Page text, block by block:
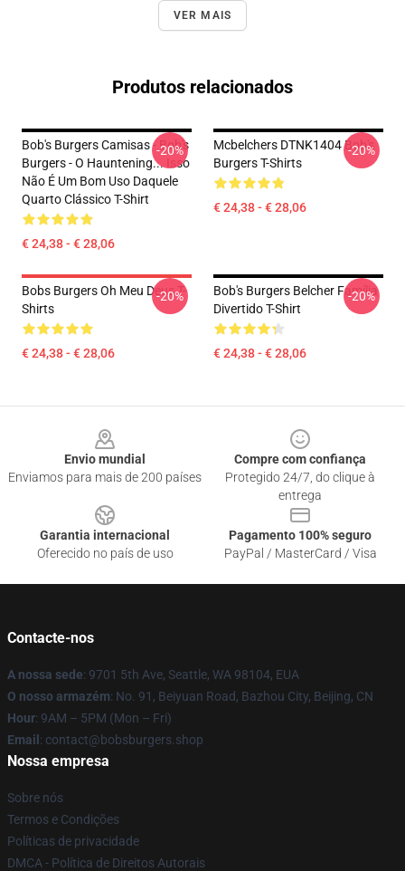
VER MAIS
Produtos relacionados
Bob's Burgers Camisas - Bob's
Burgers - O Hauntening... Isso
Não É Um Bom Uso Daquele
Quarto Clássico T-Shirt
€ 24,38 - € 28,06
-20%
Mcbelchers DTNK1404 Bob's
Burgers T-Shirts
€ 24,38 - € 28,06
-20%
Bobs Burgers Oh Meu Deus T-
Shirts
€ 24,38 - € 28,06
-20%
Bob's Burgers Belcher Família
Divertido T-Shirt
€ 24,38 - € 28,06
-20%
Envio mundial
Enviamos para mais de 200 países
Compre com confiança
Protegido 24/7, do clique à
entrega
Garantia internacional
Oferecido no país de uso
Pagamento 100% seguro
PayPal / MasterCard / Visa
Contacte-nos
A nossa sede: 9701 5th Ave, Seattle, WA 98104, EUA
O nosso armazém: No. 91, Beiyuan Road, Bazhou City, Beijing, CN
Hour: 9AM – 5PM (Mon – Fri)
Email : contact@bobsburgers.shop
Nossa empresa
Sobre nós
Termos e Condições
Políticas de privacidade
DMCA - Política de Direitos Autorais